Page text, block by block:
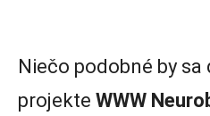
Niečo podobné by
projekte WWW